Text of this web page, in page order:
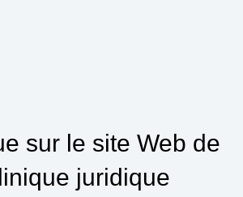
sur le site Web de
juridique